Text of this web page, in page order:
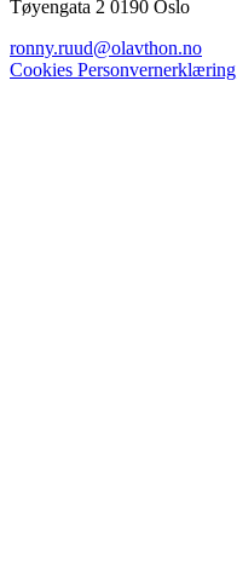
Tøyengata 2 0190 Oslo
ronny.ruud@olavthon.no
Cookies Personvernerklæring